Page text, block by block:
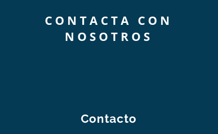
CONTACTA CON
NOSOTROS
Contacto